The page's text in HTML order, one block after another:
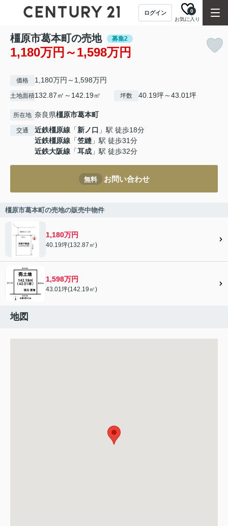
ログイン
お気に入り
0
橿原市葛本町の売地 募集2
1,180万円～1,598万円
価格 1,180万円～1,598万円
土地面積132.87㎡～142.19㎡ 坪数 40.19坪～43.01坪
所在地 奈良県橿原市葛本町
交通 近鉄橿原線 「新ノ口 」駅 徒歩18分
近鉄橿原線 「笠縫 」駅 徒歩31分
近鉄大阪線 「耳成 」駅 徒歩32分
無料 お問い合わせ
橿原市葛本町の売地の販売中物件
1,180万円
40.19坪(132.87㎡)
1,598万円
43.01坪(142.19㎡)
地図